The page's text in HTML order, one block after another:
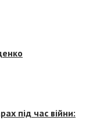
під час війни: